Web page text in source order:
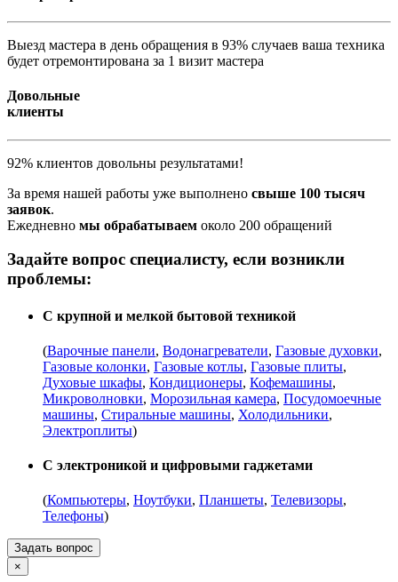
Выезд мастера в день обращения в 93% случаев ваша техника
будет отремонтирована за 1 визит мастера
Довольные
клиенты
92% клиентов довольны результатами!
За время нашей работы уже выполнено свыше 100 тысяч
заявок.
Ежедневно мы обрабатываем около 200 обращений
Задайте вопрос специалисту, если возникли
проблемы:
С крупной и мелкой бытовой техникой
(Варочные панели, Водонагреватели, Газовые духовки,
Газовые колонки, Газовые котлы, Газовые плиты,
Духовые шкафы, Кондиционеры, Кофемашины,
Микроволновки, Морозильная камера, Посудомоечные
машины, Стиральные машины, Холодильники,
Электроплиты)
С электроникой и цифровыми гаджетами
(Компьютеры, Ноутбуки, Планшеты, Телевизоры,
Телефоны)
Задать вопрос
×